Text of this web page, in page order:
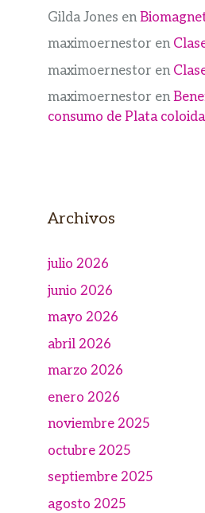
Gilda Jones en
maximoernestor en
maximoernestor en
maximoernestor en
consumo de Plata
Archivos
julio 2026
junio 2026
mayo 2026
abril 2026
marzo 2026
enero 2026
noviembre 2025
octubre 2025
septiembre 2025
agosto 2025